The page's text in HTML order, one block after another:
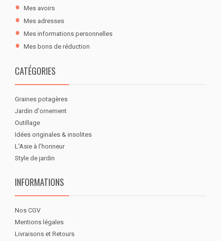
Mes avoirs
Mes adresses
Mes informations personnelles
Mes bons de réduction
CATÉGORIES
Graines potagères
Jardin d'ornement
Outillage
Idées originales & insolites
L'Asie à l'honneur
Style de jardin
INFORMATIONS
Nos CGV
Mentions légales
Livraisons et Retours